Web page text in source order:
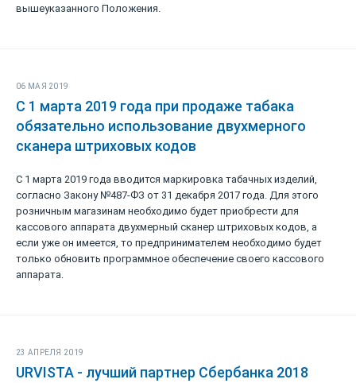
вышеуказанного Положения.
06 МАЯ 2019
С 1 марта 2019 года при продаже табака
обязательно использование двухмерного
сканера штриховых кодов
С 1 марта 2019 года вводится маркировка табачных изделий,
согласно Закону №487-ФЗ от 31 декабря 2017 года. Для этого
розничным магазинам необходимо будет приобрести для
кассового аппарата двухмерный сканер штриховых кодов, а
если уже он имеется, то предпринимателем необходимо будет
только обновить программное обеспечение своего кассового
аппарата.
23 АПРЕЛЯ 2019
URVISTA - лучший партнер Сбербанка 2018